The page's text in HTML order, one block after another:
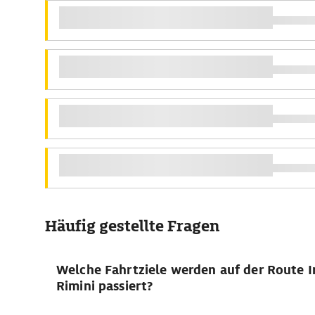
Häufig gestellte Fragen
Welche Fahrtziele werden auf der Route
Rimini passiert?